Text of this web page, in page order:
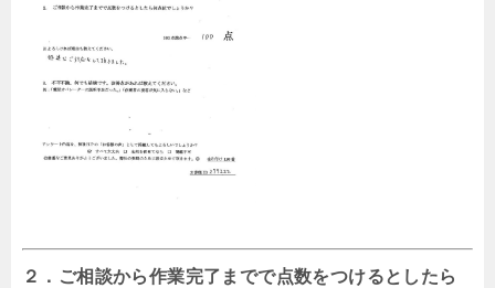
２．ご相談から作業完了までで点数をつけるとしたら